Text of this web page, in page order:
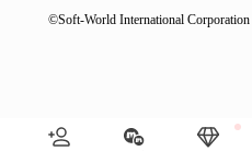
©Soft-World International